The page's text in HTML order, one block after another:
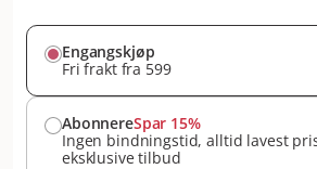
Engangskjøp
Fri frakt fra 599
AbonnereSpar 15%
Ingen bindningstid, alltid lavest
eksklusive tilbud